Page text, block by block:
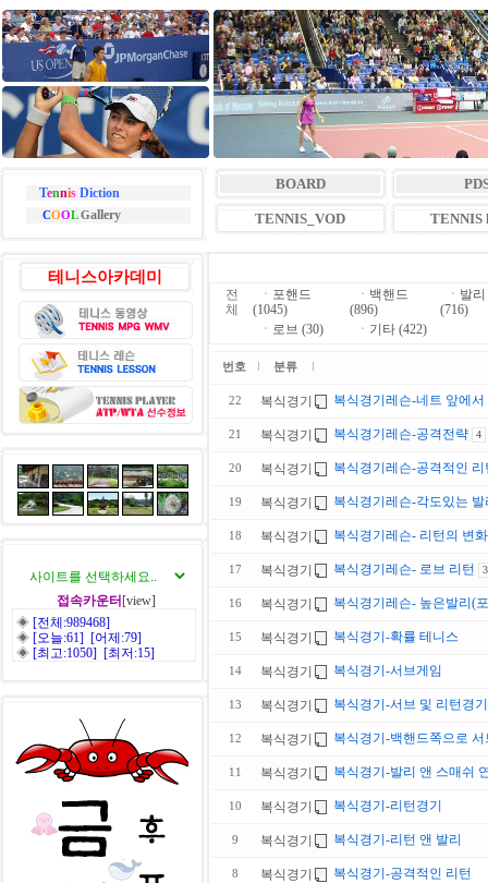
TennisDiction
COOLGallery
BOARD
TENNIS_VOD TENNIS
테니스아카데미
접속카운터 [view]
◈ [전체:989468]
◈ [오늘:61] [어제:79]
◈ [최고:1050] [최저:15]
전
체
ㆍ 포핸드
(1045)
ㆍ 백핸드
(896)
ㆍ 발리
(716)
ㆍ 로브 (30) ㆍ 기타 (422)
번호 분류
22 복식경기 복식경기레슨-네트 앞에
21 복식경기 복식경기레슨-공격전략 4
20 복식경기 복식경기레슨-공격적인 리
19 복식경기 복식경기레슨-각도있는 발
18 복식경기 복식경기레슨- 리턴의 변
17 복식경기 복식경기레슨- 로브 리턴 3
16 복식경기 복식경기레슨- 높은발리(
15 복식경기 복식경기-확률 테니스
14 복식경기 복식경기-서브게임
13 복식경기 복식경기-서브 및 리턴경기
12 복식경기 복식경기-백핸드쪽으로
11 복식경기 복식경기-발리 앤 스매쉬
10 복식경기 복식경기-리턴경기
9 복식경기 복식경기-리턴 앤 발리
8 복식경기 복식경기-공격적인 리턴